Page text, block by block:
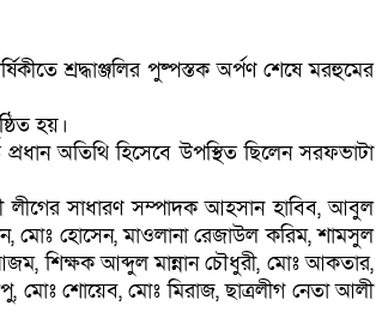
শ্রদ্ধাঞ্জলির পুষ্পস্তক অর্পণ শেষে মরহুমের
হয়।
অতিথি হিসেবে উপস্থিত ছিলেন সরফভাটা
লীগের সাধারণ সম্পাদক আহসান হাবিব, আবুল
মোঃ হোসেন, মাওলানা রেজাউল করিম, শামসুল
শিক্ষক আব্দুল মান্নান চৌধুরী, মোঃ আকতার,
মোঃ শোয়েব, মোঃ মিরাজ, ছাত্রলীগ নেতা আলী